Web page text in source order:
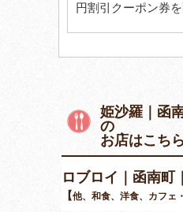
円割引クーポン券
姫沙羅｜函
の
お店はこちら
ロブロイ｜函南町
【他、和食、洋食、カフェ